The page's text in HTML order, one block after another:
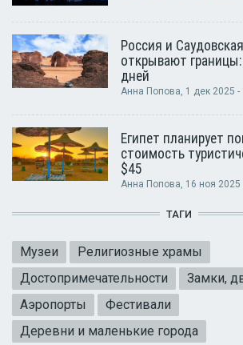
Россия и
открывают
дней
Анна Попова, 1 дек 2025 -
Египет планирует
стоимость
$45
Анна Попова, 16 ноя 2025
ТАГИ
Музеи
Религиозные храмы
Достопримечательности
Замки,
Аэропорты
Фестивали
Деревни и маленькие города